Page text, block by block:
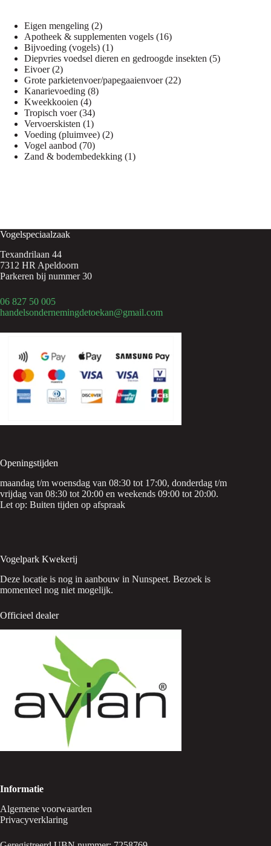
Eigen mengeling 22
producten
Apotheek & supplementen vogels 1616
Bijvoeding (vogels) 11
product
Diepvries voedsel dieren en gedroogde insekten 55
Eivoer 22
producten
Grote parkietenvoer/papegaaienvoer 2222
Kanarievoeding 88
Kweekkooien 44
producten
Tropisch voer 3434
producten
Vervoerskisten 11
product
Voeding (pluimvee) 22
Vogel aanbod 7070
producten
Zand & bodembedekking 11
Vogelspeciaalzaak
Texandrilaan 44
7312 HR Apeldoorn
Parkeren bij nummer 30
06 827 50 005
handelsondernemingdetoekan@gmail.com
Openingstijden
maandag t/m woensdag van 08:30 tot 17:00, donderdag t/m
vrijdag van 08:30 tot 20:00 en weekends 09:00 tot 20:00.
Let op: Buiten tijden op afspraak
Vogelpark Kwekerij
Deze locatie is nog in aanbouw in Nunspeet. Bezoek is
momenteel nog niet mogelijk.
Officieel dealer
Informatie
Algemene voorwaarden
Privacyverklaring